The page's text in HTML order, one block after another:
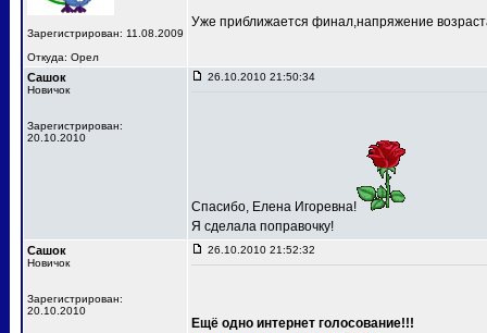
Зарегистрирован: 11.08.2009
Откуда: Орел
Уже приближается финал,напряжение
Сашок
Новичок
Зарегистрирован:
20.10.2010
26.10.2010 21:50:34
Спасибо, Елена Игоревна!
Я сделала поправочку!
Сашок
Новичок
Зарегистрирован:
20.10.2010
26.10.2010 21:52:32
Ещё одно интернет голосование!!!